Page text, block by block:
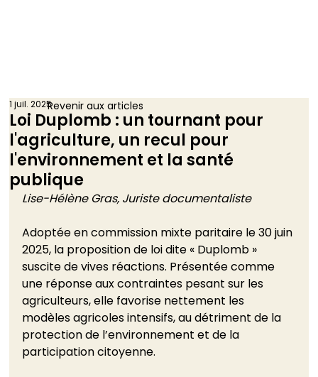
Loi Duplomb : un tournant pour
l'agriculture, un recul pour
l'environnement et la santé
publique
1 juil. 2025
Lise-Hélène Gras, Juriste documentaliste
Adoptée en commission mixte paritaire le 30 juin
2025, la proposition de loi dite « Duplomb »
suscite de vives réactions. Présentée comme
une réponse aux contraintes pesant sur les
agriculteurs, elle favorise nettement les
modèles agricoles intensifs, au détriment de la
protection de l’environnement et de la
participation citoyenne.
Revenir aux articles